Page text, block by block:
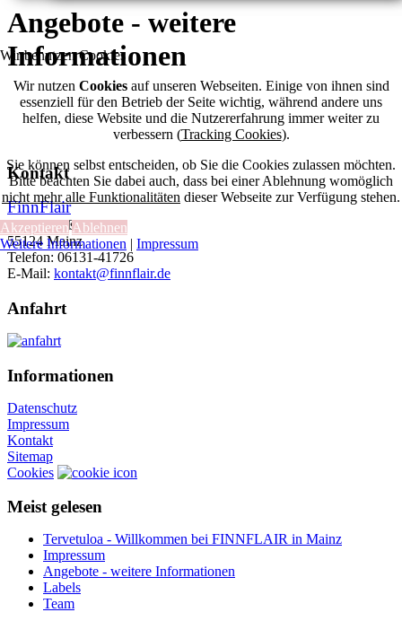
Angebote - weitere
Informationen
Kontakt
FinnFlair
Breite Straße 45
55124 Mainz
Telefon: 06131-41726
E-Mail: kontakt@finnflair.de
Anfahrt
Informationen
Datenschutz
Impressum
Kontakt
Sitemap
Cookies
Meist gelesen
Tervetuloa - Willkommen bei FINNFLAIR in Mainz
Impressum
Angebote - weitere Informationen
Labels
Team
Wir benutzen Cookies
Wir nutzen Cookiesauf unseren Webseiten. Einige von ihnen sind
essenziell für den Betrieb der Seite wichtig, während andere uns
helfen, diese Website und die Nutzererfahrung immer weiter zu
verbessern (Tracking Cookies).
Sie können selbst entscheiden, ob Sie die Cookies zulassen möchten.
Bitte beachten Sie dabei auch, dass bei einer Ablehnung womöglich
nicht mehr alle Funktionalitäten dieser Webseite zur Verfügung stehen.
Akzeptieren Ablehnen
Weitere Informationen | Impressum